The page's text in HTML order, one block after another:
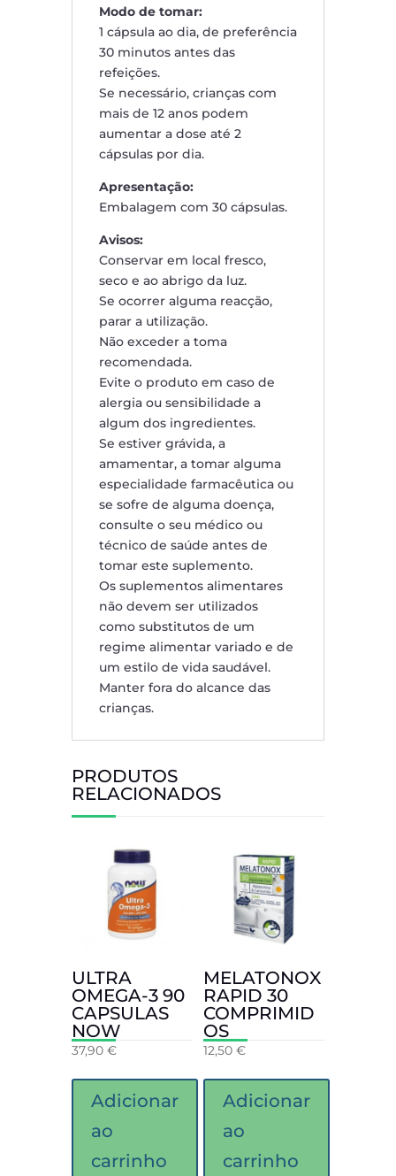
Modo de tomar:
1 cápsula ao dia, de preferência
30 minutos antes das
refeições.
Se necessário, crianças com
mais de 12 anos podem
aumentar a dose até 2
cápsulas por dia.
Apresentação:
Embalagem com 30 cápsulas.
Avisos:
Conservar em local fresco,
seco e ao abrigo da luz.
Se ocorrer alguma reacção,
parar a utilização.
Não exceder a toma
recomendada.
Evite o produto em caso de
alergia ou sensibilidade a
algum dos ingredientes.
Se estiver grávida, a
amamentar, a tomar alguma
especialidade farmacêutica ou
se sofre de alguma doença,
consulte o seu médico ou
técnico de saúde antes de
tomar este suplemento.
Os suplementos alimentares
não devem ser utilizados
como substitutos de um
regime alimentar variado e de
um estilo de vida saudável.
Manter fora do alcance das
crianças.
PRODUTOS
RELACIONADOS
ULTRA
OMEGA-3 90
CAPSULAS
NOW
37,90 €
Adicionar
ao
carrinho
MELATONOX
RAPID 30
COMPRIMID
OS
12,50 €
Adicionar
ao
carrinho